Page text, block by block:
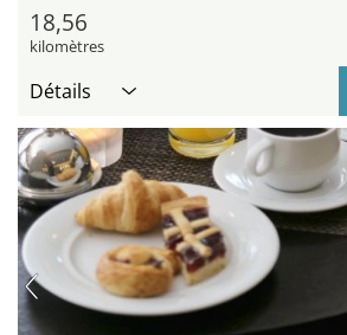
18,56
kilomètres
Détails